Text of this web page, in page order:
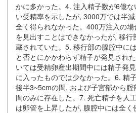
かに多かった。4. 注入精子数が6億
い受精率を示したが, 3000万では半
全く得られなかった。400万注入の
を見出すことはできなかったが, 移
蔵されていた。5. 移行部の腺腔中に
と否とにかかわらず精子が発見され
いては受精卵産出期間中には精子発
に入ったものでは少なかった。6. 精
後半3~5cmの間, および子宮部から
間のみに存在した。7. 死亡精子を人
は卵管を上昇したが, 腺腔中には全く